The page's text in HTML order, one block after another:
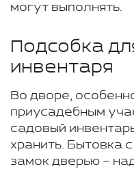
могут выполнять.
Подсобка
инвентаря
Во дворе,
приусадебным
садовый
хранить. Бытовка
замок дверью –